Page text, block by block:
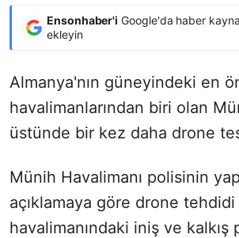
Ensonhaber'i Google'da haber
ekleyin
Almanya'nın güneyindeki en
havalimanlarından biri olan
üstünde bir kez daha drone
Münih Havalimanı polisinin
açıklamaya göre drone
havalimanındaki iniş ve kalkış